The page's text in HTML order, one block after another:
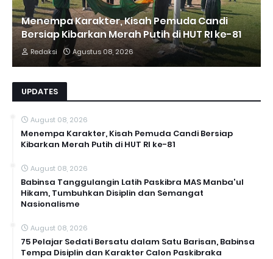
Menempa Karakter, Kisah Pemuda Candi
Bersiap Kibarkan Merah Putih di HUT RI ke-81
Redaksi Agustus 08, 2026
UPDATES
August 08, 2026
Menempa Karakter, Kisah Pemuda Candi Bersiap
Kibarkan Merah Putih di HUT RI ke-81
August 08, 2026
Babinsa Tanggulangin Latih Paskibra MAS Manba'ul
Hikam, Tumbuhkan Disiplin dan Semangat
Nasionalisme
August 08, 2026
75 Pelajar Sedati Bersatu dalam Satu Barisan, Babinsa
Tempa Disiplin dan Karakter Calon Paskibraka